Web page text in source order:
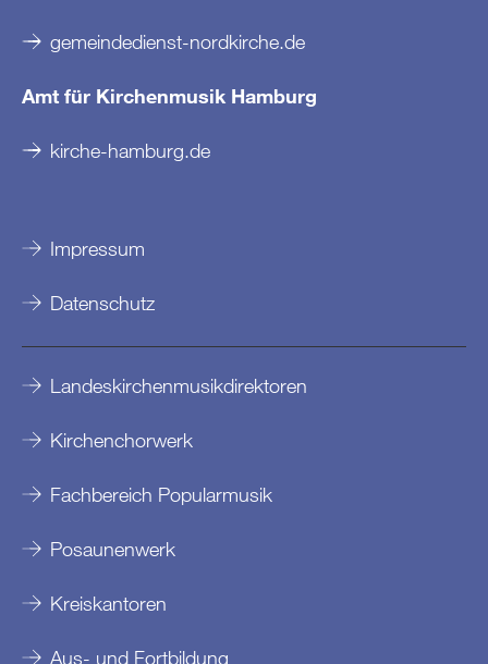
gemeindedienst-nordkirche.de
Amt für Kirchenmusik Hamburg
kirche-hamburg.de
Impressum
Datenschutz
Landeskirchenmusikdirektoren
Kirchenchorwerk
Fachbereich Popularmusik
Posaunenwerk
Kreiskantoren
Aus- und Fortbildung